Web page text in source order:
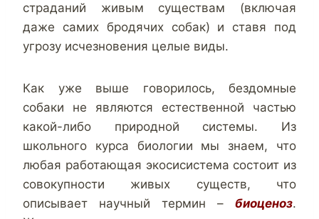
страданий живым существам (включая
даже самих бродячих собак) и ставя под
угрозу исчезновения целые виды.
Как уже выше говорилось, бездомные
собаки не являются естественной частью
какой-либо природной системы. Из
школьного курса биологии мы знаем, что
любая работающая экосисистема состоит из
совокупности живых существ, что
описывает научный термин – биоценоз.